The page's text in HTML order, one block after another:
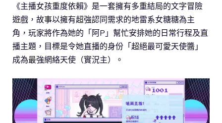
《主播女孩重度依賴》是一套擁有多重結局的文字冒險
遊戲，故事以擁有超強認同需求的地雷系女糖糖為主
角，玩家將作為她的「阿P」幫忙安排她的日常行程及直
播主題，目標是令她直播的身份「超絕最可愛天使醬」
成為最強網絡天使（實況主）。